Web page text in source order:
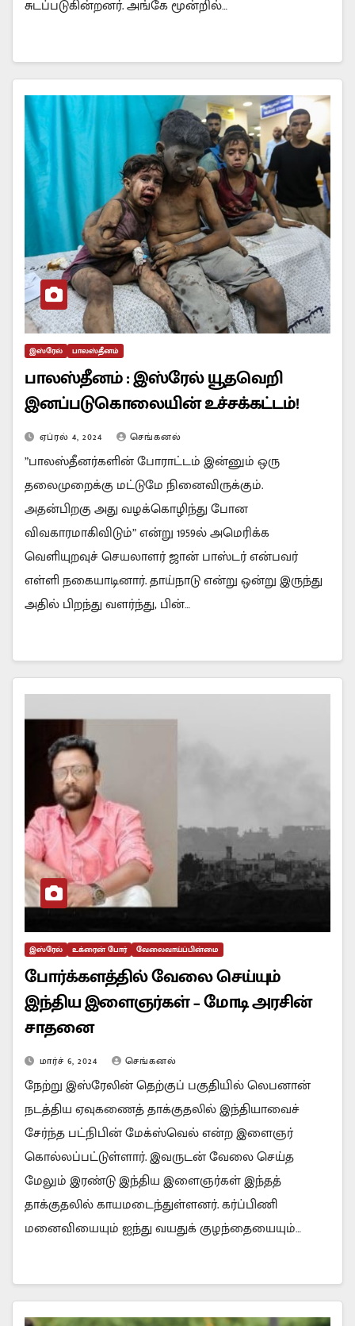
சுடப்படுகின்றனர். அங்கே மூன்றில்…
இஸ்ரேல் பாலஸ்தீனம்
பாலஸ்தீனம் : இஸ்ரேல் யூதவெறி
இனப்படுகொலையின் உச்சக்கட்டம்!
ஏப்ரல் 4, 2024 செங்கனல்
”பாலஸ்தீனர்களின் போராட்டம் இன்னும் ஒரு
தலைமுறைக்கு மட்டுமே நினைவிருக்கும்.
அதன்பிறகு அது வழக்கொழிந்து போன
விவகாரமாகிவிடும்” என்று 1959ல் அமெரிக்க
வெளியுறவுச் செயலாளர் ஜான் பாஸ்டர் என்பவர்
எள்ளி நகையாடினார். தாய்நாடு என்று ஒன்று இருந்து
அதில் பிறந்து வளர்ந்து, பின்…
இஸ்ரேல் உக்ரைன் போர் வேலைவாய்ப்பின்மை
போர்க்களத்தில் வேலை செய்யும்
இந்திய இளைஞர்கள் – மோடி அரசின்
சாதனை
மார்ச் 6, 2024 செங்கனல்
நேற்று இஸ்ரேலின் தெற்குப் பகுதியில் லெபனான்
நடத்திய ஏவுகணைத் தாக்குதலில் இந்தியாவைச்
சேர்ந்த பட்நிபின் மேக்ஸ்வெல் என்ற இளைஞர்
கொல்லப்பட்டுள்ளார். இவருடன் வேலை செய்த
மேலும் இரண்டு இந்திய இளைஞர்கள் இந்தத்
தாக்குதலில் காயமடைந்துள்ளனர். கர்ப்பிணி
மனைவியையும் ஐந்து வயதுக் குழந்தையையும்…